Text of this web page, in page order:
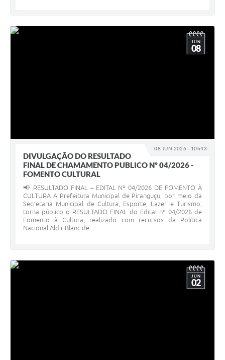
08 JUN 2026 - 10h43
JUN
08
DIVULGAÇÃO DO RESULTADO
FINAL DE CHAMAMENTO PUBLICO Nº 04/2026 -
FOMENTO CULTURAL
📢 RESULTADO FINAL – EDITAL Nº 04/2026 DE FOMENTO À
CULTURA A Prefeitura Municipal de Piranguçu, por meio da
Secretaria Municipal de Cultura, Esporte, Lazer e Turismo,
torna público o RESULTADO FINAL do Edital nº 04/2026 de
Fomento à Cultura, realizado com recursos da Política
Nacional Aldir Blanc de...
JUN
02